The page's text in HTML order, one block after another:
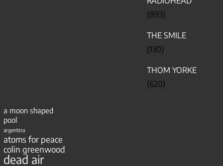
(893)
THE SMILE
(130)
THOM YORKE
(620)
a moon shaped
pool
argentina
atoms for peace
colin greenwood
dead air